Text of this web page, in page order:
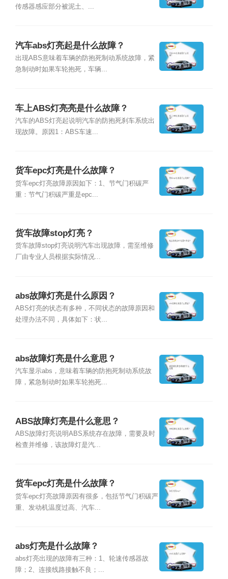
传感器感应部分被泥土、...
汽车abs灯亮起是什么故障？
出现ABS意味着车辆的防抱死制动系统故障，紧
急制动时如果车轮抱死，车辆...
车上ABS灯亮亮是什么故障？
汽车的ABS灯亮起说明汽车的防抱死刹车系统出
现故障。原因1：ABS⻋速...
货车epc灯亮是什么故障？
货车epc灯亮故障原因如下：1、节气门积碳严
重：节气门积碳严重是epc...
货车故障stop灯亮？
货车故障stop灯亮说明汽车出现故障，需至维修
厂由专业人员根据实际情况...
abs故障灯亮是什么原因？
ABS灯亮的状态有多种，不同状态的故障原因和
处理办法不同，具体如下：状...
abs故障灯亮是什么意思？
汽车显示abs，意味着车辆的防抱死制动系统故
障，紧急制动时如果车轮抱死...
ABS故障灯亮是什么意思？
ABS故障灯亮说明ABS系统存在故障，需要及时
检查并维修，该故障灯是汽...
货车epc灯亮是什么故障？
货车epc灯亮故障原因有很多，包括节气门积碳严
重、发动机温度过高、汽车...
abs灯亮是什么故障？
abs灯亮出现的故障有三种：1、轮速传感器故
障；2、连接线路接触不良；...